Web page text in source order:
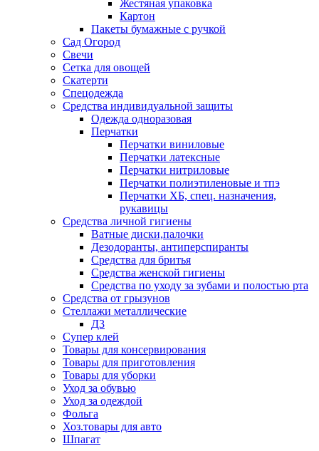
Жестяная упаковка
Картон
Пакеты бумажные с ручкой
Сад Огород
Свечи
Сетка для овощей
Скатерти
Спецодежда
Средства индивидуальной защиты
Одежда одноразовая
Перчатки
Перчатки виниловые
Перчатки латексные
Перчатки нитриловые
Перчатки полиэтиленовые и тпэ
Перчатки ХБ, спец. назначения,
рукавицы
Средства личной гигиены
Ватные диски,палочки
Дезодоранты, антиперспиранты
Средства для бритья
Средства женской гигиены
Средства по уходу за зубами и полостью рта
Средства от грызунов
Стеллажи металлические
Д3
Супер клей
Товары для консервирования
Товары для приготовления
Товары для уборки
Уход за обувью
Уход за одеждой
Фольга
Хоз.товары для авто
Шпагат